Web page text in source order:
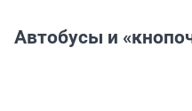
Автобусы и